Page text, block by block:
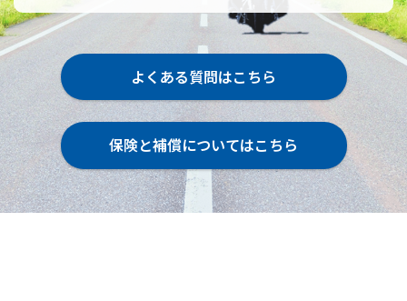
よくある質問はこちら
保険と補償についてはこちら